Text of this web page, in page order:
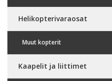
Helikopterivaraosat
Muut kopterit
Kaapelit ja liittimet